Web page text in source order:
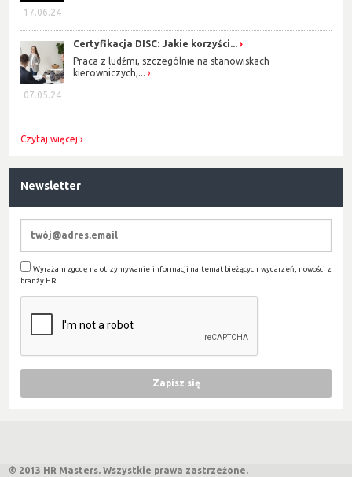
17.06.24
07.05.24
Certyfikacja DISC: Jakie korzyści...
Praca z ludźmi, szczególnie na stanowiskach
kierowniczych,...
Czytaj więcej
Newsletter
Wyrażam zgodę na otrzymywanie informacji na temat bieżących wydarzeń, nowości z
branży HR
© 2013 HR Masters. Wszystkie prawa zastrzeżone.